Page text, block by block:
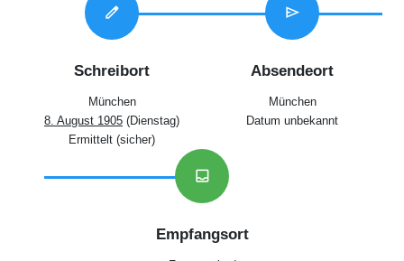
edit
Schreibort
München
8. August 1905 (Dienstag)
Ermittelt (sicher)
send
Absendeort
München
Datum unbekannt
inbox
Empfangsort